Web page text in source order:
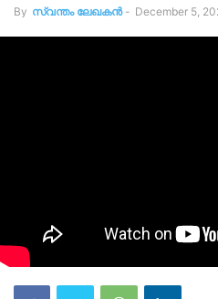
By സ്വന്തം ലേഖകന്‍ - December 5,